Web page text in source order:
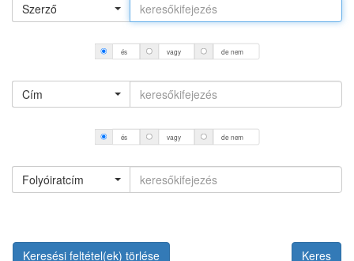
Szerző
és vagy de nem
Cím
és vagy de nem
Folyóiratcím
Keresési feltétel(ek) törlése